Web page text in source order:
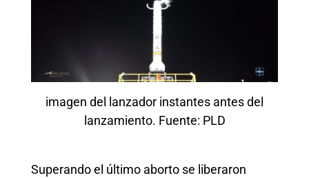
imagen del lanzador instantes antes del
lanzamiento. Fuente: PLD
Superando el último aborto se liberaron